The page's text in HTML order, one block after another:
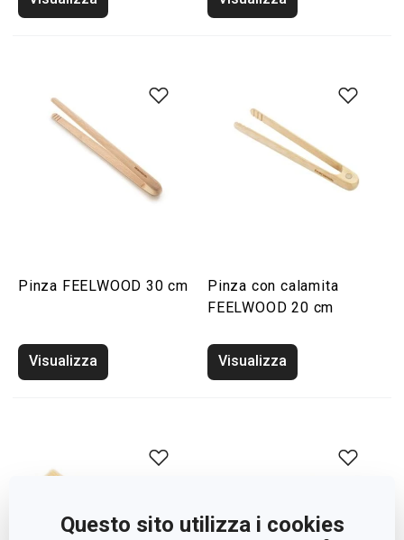
Questo sito utilizza i cookies
Pinza FEELWOOD 30 cm
Visualizza
Pinza con calamita
FEELWOOD 20 cm
Visualizza